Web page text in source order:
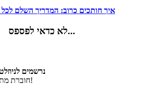
איך חותכים כרוב: המדריך השלם
לא כדאי לפספס...
נרשמים
חוברת מתכונים מהירים לדיאטה!